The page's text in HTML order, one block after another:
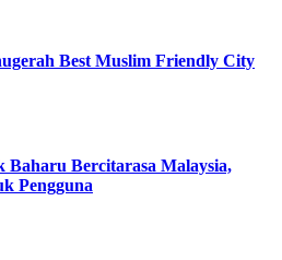
Best Muslim Friendly City
Bercitarasa Malaysia,
Pengguna